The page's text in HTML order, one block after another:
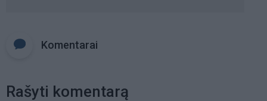
Komentarai
Rašyti komentarą